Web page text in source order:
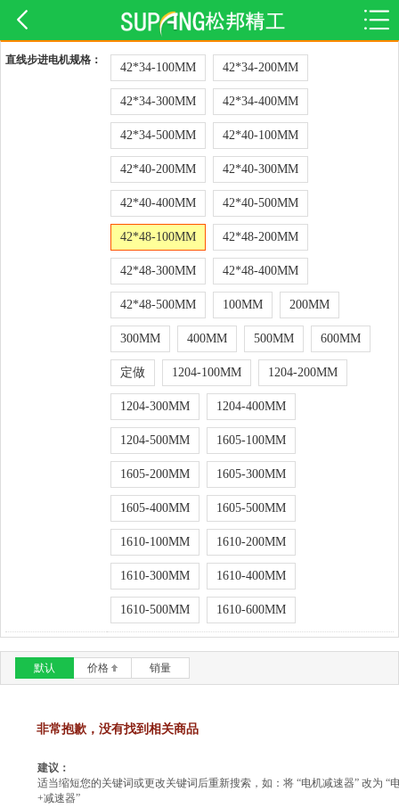
直线步进电机规格：
42*34-100MM 42*34-200MM
42*34-300MM 42*34-400MM
42*34-500MM 42*40-100MM
42*40-200MM 42*40-300MM
42*40-400MM 42*40-500MM
42*48-100MM 42*48-200MM
42*48-300MM 42*48-400MM
42*48-500MM 100MM 200MM
300MM 400MM 500MM 600MM
定做 1204-100MM 1204-200MM
1204-300MM 1204-400MM
1204-500MM 1605-100MM
1605-200MM 1605-300MM
1605-400MM 1605-500MM
1610-100MM 1610-200MM
1610-300MM 1610-400MM
1610-500MM 1610-600MM
默认 价格 销量
非常抱歉，没有找到相关商品
建议：
适当缩短您的关键词或更改关键词后重新搜索，如：将 “电机减速器” 改为 “
+减速器”